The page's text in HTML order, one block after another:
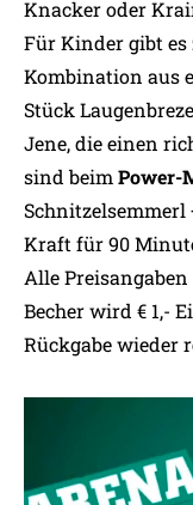
Knacker oder
Für Kinder gibt
Kombination aus
Stück
Jene, die einen
sind beim Power-
Schnitzelsemmerl
Kraft für 90
Alle
Becher wird € 1,-
Rückgabe wieder